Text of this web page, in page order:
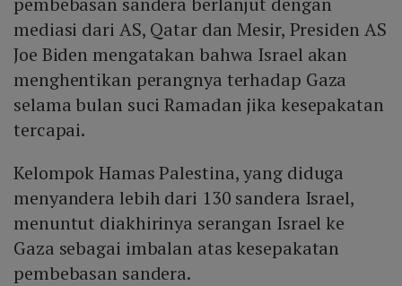
mediasi dari AS, Qatar dan Mesir, Presiden AS
Joe Biden mengatakan bahwa Israel akan
menghentikan perangnya terhadap Gaza
selama bulan suci Ramadan jika kesepakatan
tercapai.
Kelompok Hamas Palestina, yang diduga
menyandera lebih dari 130 sandera Israel,
menuntut diakhirinya serangan Israel ke
Gaza sebagai imbalan atas kesepakatan
pembebasan sandera.